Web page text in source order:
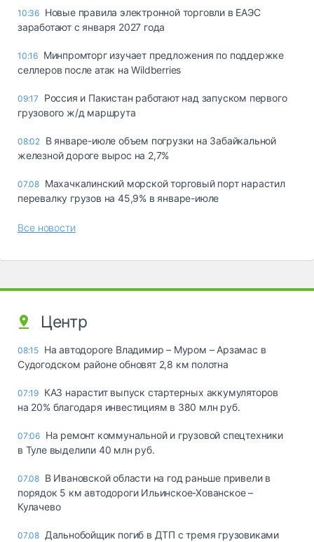
10:36 Новые правила электронной торговли в ЕАЭС
заработают с января 2027 года
10:16 Минпромторг изучает предложения по поддержке
селлеров после атак на Wildberries
09:17
Россия и Пакистан работают над запуском первого
грузового ж/д маршрута
08:02 В январе-июле объем погрузки на Забайкальной
железной дороге вырос на 2,7%
07.08 Махачкалинский морской торговый порт нарастил
перевалку грузов на 45,9% в январе-июле
Все новости
Центр
08:15 На автодороге Владимир – Муром – Арзамас в
Судогодском районе обновят 2,8 км полотна
07:19 КАЗ нарастит выпуск стартерных аккумуляторов
на 20% благодаря инвестициям в 380 млн руб.
07:06 На ремонт коммунальной и грузовой спецтехники
в Туле выделили 40 млн руб.
07.08 В Ивановской области на год раньше привели в
порядок 5 км автодороги Ильинское-Хованское –
Кулачево
07.08 Дальнобойщик погиб в ДТП с тремя грузовиками